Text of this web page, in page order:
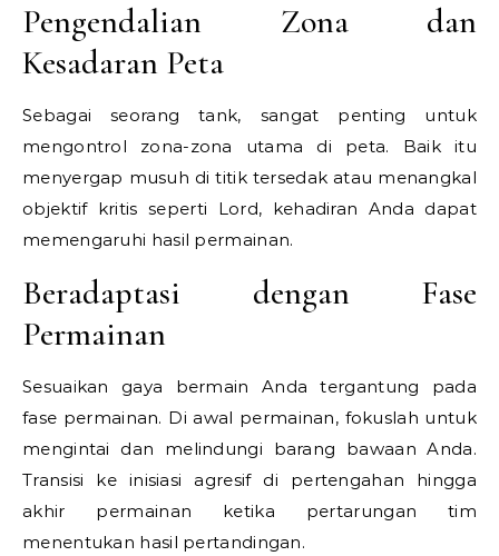
Pengendalian Zona dan
Kesadaran Peta
Sebagai seorang tank, sangat penting untuk
mengontrol zona-zona utama di peta. Baik itu
menyergap musuh di titik tersedak atau menangkal
objektif kritis seperti Lord, kehadiran Anda dapat
memengaruhi hasil permainan.
Beradaptasi dengan Fase
Permainan
Sesuaikan gaya bermain Anda tergantung pada
fase permainan. Di awal permainan, fokuslah untuk
mengintai dan melindungi barang bawaan Anda.
Transisi ke inisiasi agresif di pertengahan hingga
akhir permainan ketika pertarungan tim
menentukan hasil pertandingan.